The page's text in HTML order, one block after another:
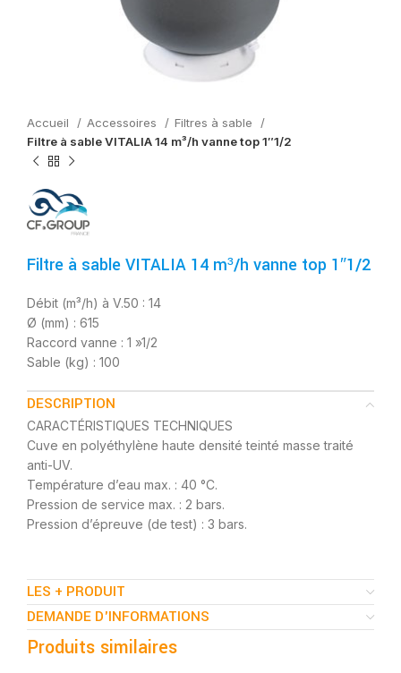
Accueil Accessoires
Filtres à sable
Filtre à sable VITALIA 14 m³/h vanne top 1″1/2
Filtre à sable VITALIA 14 m³/h vanne top 1″1/2
Débit (m³/h) à V.50 : 14
Ø (mm) : 615
Raccord vanne : 1 »1/2
Sable (kg) : 100
DESCRIPTION
CARACTÉRISTIQUES TECHNIQUES
Cuve en polyéthylène haute densité teinté masse traité
anti-UV.
Température d’eau max. : 40 °C.
Pression de service max. : 2 bars.
Pression d’épreuve (de test) : 3 bars.
LES + PRODUIT
DEMANDE D'INFORMATIONS
Produits similaires